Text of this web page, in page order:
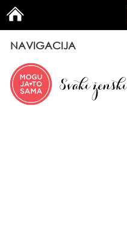
NAVIGACIJA